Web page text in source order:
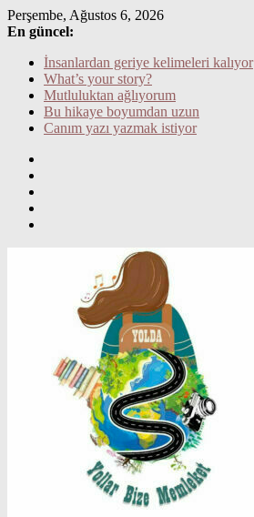
Skip
to
Perşembe, Ağustos 6, 2026
En güncel:
İnsanlardan geriye kelimeleri kalıyor
What’s your story?
Mutluluktan ağlıyorum
Bu hikaye boyumdan uzun
Canım yazı yazmak istiyor